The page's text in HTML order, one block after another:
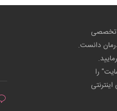
تخصصی
دانست.
را